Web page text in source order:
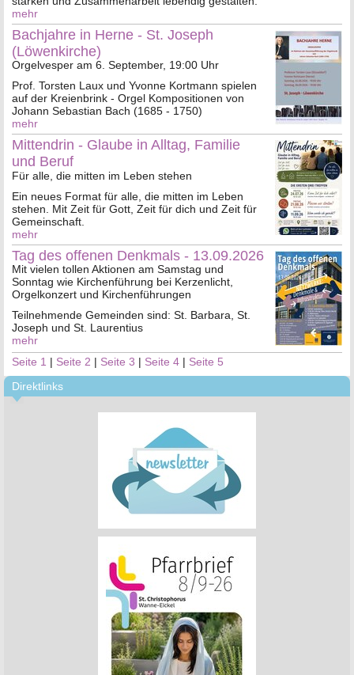
mehr
Bachjahre in Herne - St. Joseph
(Löwenkirche)
Orgelvesper am 6. September, 19:00 Uhr
Prof. Torsten Laux und Yvonne Kortmann spielen
auf der Kreienbrink - Orgel Kompositionen von
Johann Sebastian Bach (1685 - 1750)
mehr
Mittendrin - Glaube in Alltag, Familie
und Beruf
Für alle, die mitten im Leben stehen
Ein neues Format für alle, die mitten im Leben
stehen. Mit Zeit für Gott, Zeit für dich und Zeit für
Gemeinschaft.
mehr
Tag des offenen Denkmals - 13.09.2026
Mit vielen tollen Aktionen am Samstag und
Sonntag wie Kirchenführung bei Kerzenlicht,
Orgelkonzert und Kirchenführungen
Teilnehmende Gemeinden sind: St. Barbara, St.
Joseph und St. Laurentius
mehr
Seite 1 | Seite 2 | Seite 3 | Seite 4 | Seite 5
Direktlinks